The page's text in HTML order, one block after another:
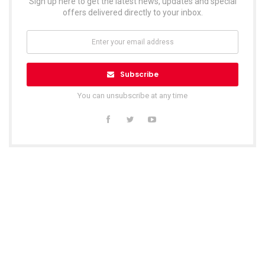
offers delivered directly to your inbox.
Subscribe
You can unsubscribe at any time